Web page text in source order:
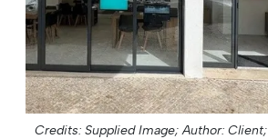
Credits: Supplied Image; Author: Client;